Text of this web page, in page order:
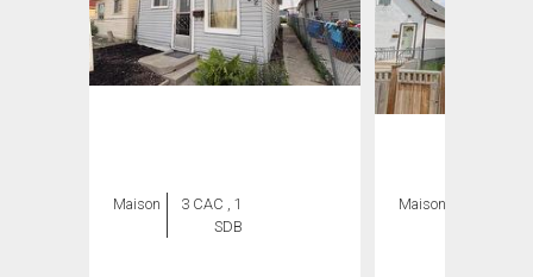
Maison
3 CAC , 1
SDB
Maison